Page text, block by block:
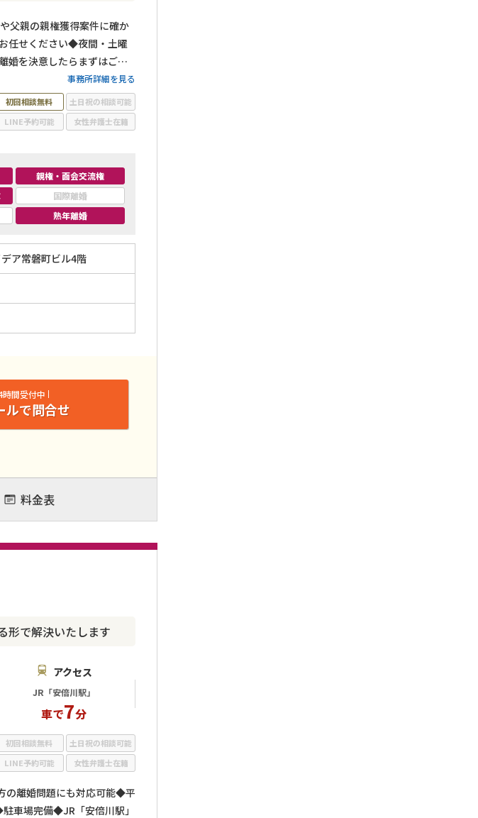
父親の親権獲得案件に確か
任せください◆夜間・土曜
婚を決意したらまずはご相
事務所詳細を見る
初回相談無料
土日祝の相談可能
LINE予約可能 女性弁護士在籍
親権・面会交流権
国際離婚
熟年離婚
ア常磐町ビル4階
時間受付中
ルで問合せ
料金表
形で解決いたします
アクセス
JR「安倍川駅」
車で7分
の離婚問題にも対応可能◆平
車場完備◆JR「安倍川駅」
初回相談無料
土日祝の相談可能
LINE予約可能 女性弁護士在籍